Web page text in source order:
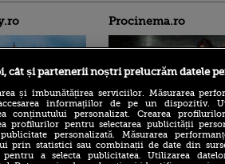
Lumea
din România
Events!
Procinema.ro
Banditul zburător, cel
prolific spărgător de
cât și partenerii noștri prelucrăm datele
și îmbunătățirea serviciilor. Măsurarea
informațiilor de pe un dispozitiv.
conținutului personalizat. Crearea
profilurilor pentru selectarea publicității
personalizată. Măsurarea
prin statistici sau combinații de date din
pentru a selecta publicitatea. Utilizarea